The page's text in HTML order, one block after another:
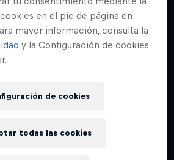
Final Torneo de Plazas
en el pie de página en
mayor información, consulta la
y la Configuración de cookies
de cookies
todas las cookies